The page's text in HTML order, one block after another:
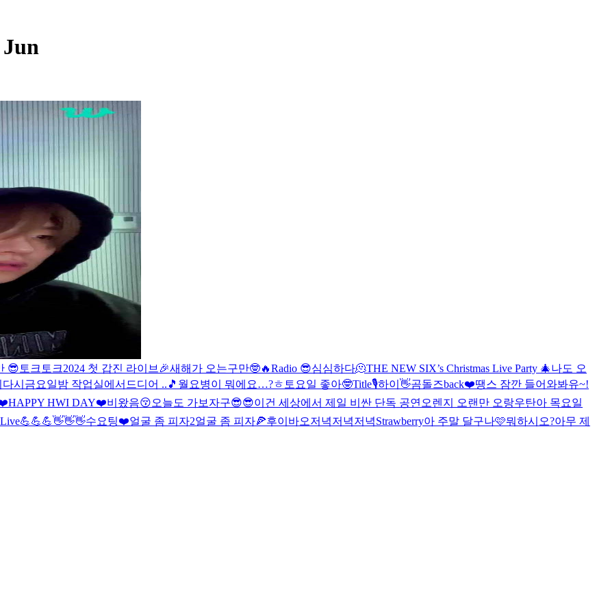
😎 토크토크2024 첫 갑진 라이브🎉새해가 오는구만🤓🔥Radio 😎심심하다🫠THE NEW SIX’s Christmas Live Party 🎄나도 오
시 금요일밤 작업실에서 드디어 ..🎵 월요병이 뭐에요…?ㅎ 토요일 좋아🤓Title🎙하이👋곰돌즈back❤️땡스 잠깐 들어와봐유~!
HWI DAY❤️비왔음😚오늘도 가보자구😎😎이건 세상에서 제일 비싼 단독 공연 오렌지 오랜만 오랑우탄아 목요일
👋👋👋수요팅❤️얼굴 좀 피자2얼굴 좀 피자🍕후이바오저녁저녁저녁Strawberry아 주말 달구나🩷뭐하시오?아무 제